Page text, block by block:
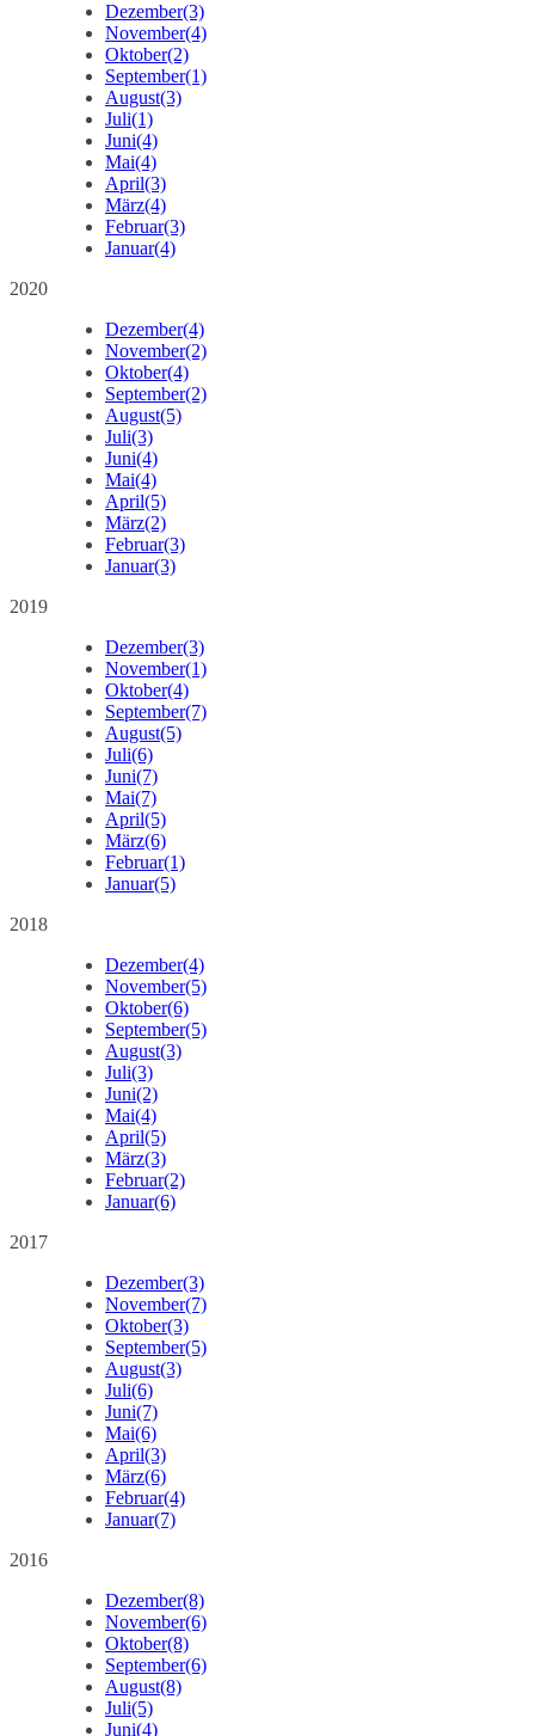
Dezember(3)
November(4)
Oktober(2)
September(1)
August(3)
Juli(1)
Juni(4)
Mai(4)
April(3)
März(4)
Februar(3)
Januar(4)
2020
Dezember(4)
November(2)
Oktober(4)
September(2)
August(5)
Juli(3)
Juni(4)
Mai(4)
April(5)
März(2)
Februar(3)
Januar(3)
2019
Dezember(3)
November(1)
Oktober(4)
September(7)
August(5)
Juli(6)
Juni(7)
Mai(7)
April(5)
März(6)
Februar(1)
Januar(5)
2018
Dezember(4)
November(5)
Oktober(6)
September(5)
August(3)
Juli(3)
Juni(2)
Mai(4)
April(5)
März(3)
Februar(2)
Januar(6)
2017
Dezember(3)
November(7)
Oktober(3)
September(5)
August(3)
Juli(6)
Juni(7)
Mai(6)
April(3)
März(6)
Februar(4)
Januar(7)
2016
Dezember(8)
November(6)
Oktober(8)
September(6)
August(8)
Juli(5)
Juni(4)